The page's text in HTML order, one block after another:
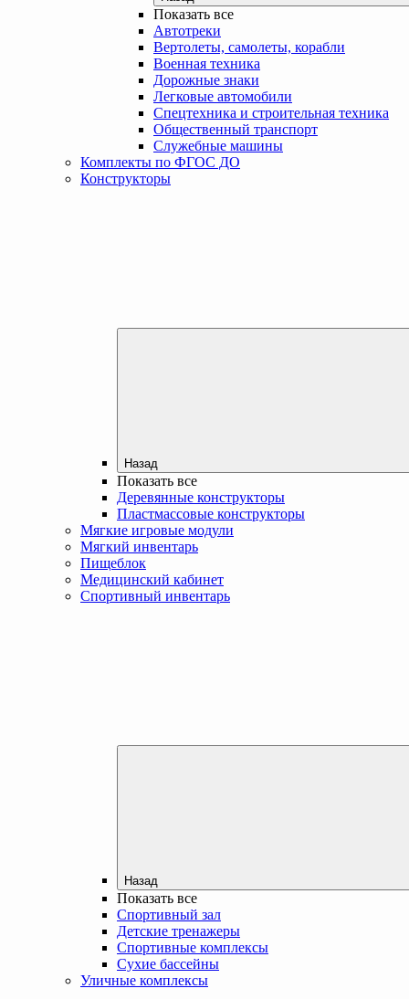
Показать все
Автотреки
Вертолеты, самолеты, корабли
Военная техника
Дорожные знаки
Легковые автомобили
Спецтехника и строительная техника
Общественный транспорт
Служебные машины
Комплекты по ФГОС ДО
Конструкторы
Назад
Показать все
Деревянные конструкторы
Пластмассовые конструкторы
Мягкие игровые модули
Мягкий инвентарь
Пищеблок
Медицинский кабинет
Спортивный инвентарь
Назад
Показать все
Спортивный зал
Детские тренажеры
Спортивные комплексы
Сухие бассейны
Уличные комплексы